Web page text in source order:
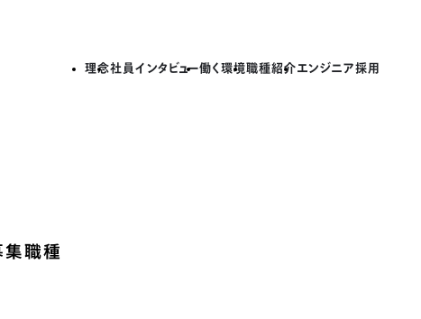
理念社員インタビュー働く環境職種紹介エンジニア採用
集職種